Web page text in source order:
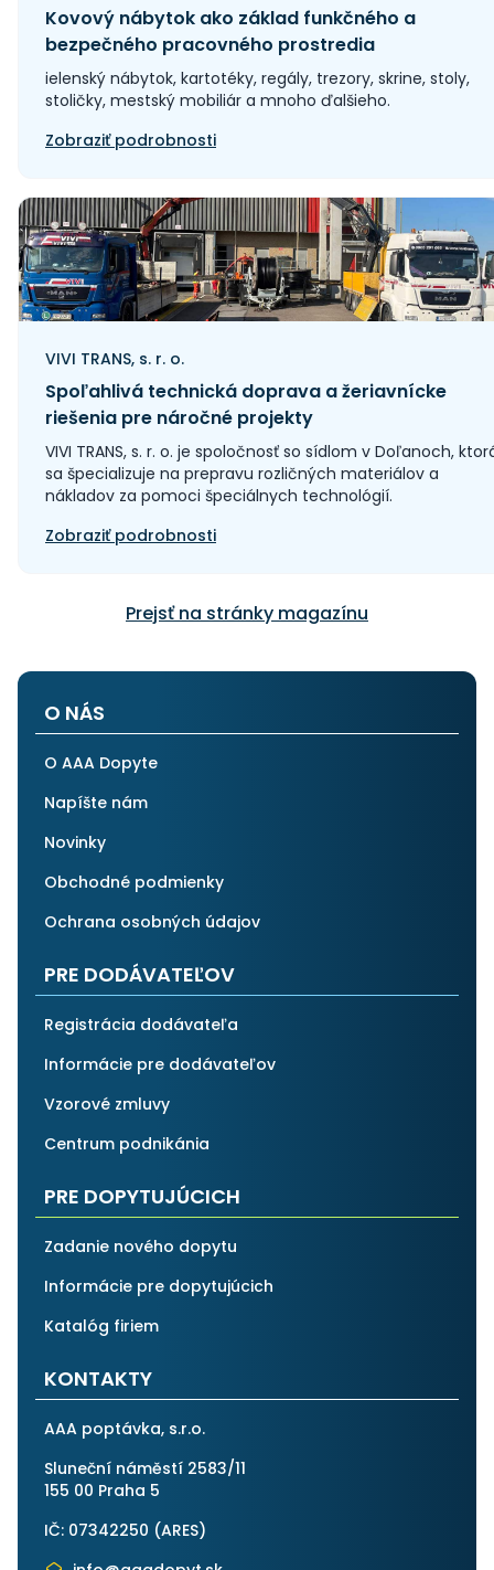
Kovový nábytok ako základ funkčného a
bezpečného pracovného prostredia
ielenský nábytok, kartotéky, regály, trezory, skrine, stoly,
stoličky, mestský mobiliár a mnoho ďalšieho.
Zobraziť podrobnosti
VIVI TRANS, s. r. o.
Spoľahlivá technická doprava a žeriavnícke
riešenia pre náročné projekty
VIVI TRANS, s. r. o. je spoločnosť so sídlom v Doľanoch,
sa špecializuje na prepravu rozličných materiálov a
nákladov za pomoci špeciálnych technológií.
Zobraziť podrobnosti
Prejsť na stránky magazínu
O NÁS
O AAA Dopyte
Napíšte nám
Novinky
Obchodné podmienky
Ochrana osobných údajov
PRE DODÁVATEĽOV
Registrácia dodávateľa
Informácie pre dodávateľov
Vzorové zmluvy
Centrum podnikánia
PRE DOPYTUJÚCICH
Zadanie nového dopytu
Informácie pre dopytujúcich
Katalóg firiem
KONTAKTY
AAA poptávka, s.r.o.
Sluneční náměstí 2583/11
155 00 Praha 5
IČ: 07342250 (ARES)